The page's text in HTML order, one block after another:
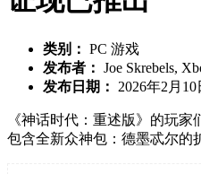
类别： PC 游戏
发布者： Joe Skrebels,
发布日期：
2026年2月10
《神话时代：重述版》的玩家
包含全新众神包：德墨忒尔的